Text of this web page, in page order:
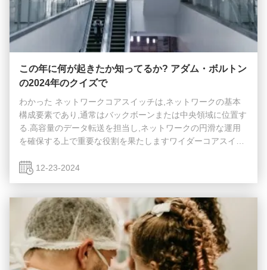
この年に何が起きたか知ってるか? アダム・ボルトン
の2024年のクイズで
わかった ネットワークコアスイッチは,ネットワークの基本
構成要素であり,通常はバックボーンまたは中央領域に位置す
る.高容量のデータ転送を担当し,ネットワークの円滑な運用
を確保する上で重要な役割を果たしますワイダーコアスイッ
トへのゲートウェイとして機能し,ルーターを通じてサーバ
フィックを処理するには,コアレイヤスイッチは大きなパワー
と容量を持つ必要があります. そのため,迅速で完全な管理ス
イッチであることが重要です. ...
12-23-2024